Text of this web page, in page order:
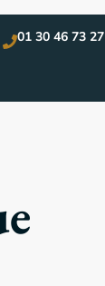
01 30 46 73 27